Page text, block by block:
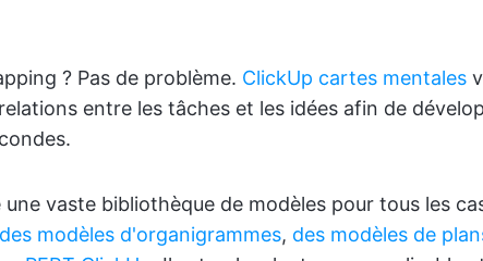
? Pas de problème. ClickUp cartes mentales
entre les tâches et les idées afin de
vaste bibliothèque de modèles pour tous les
des modèles d'organigrammes, des modèles de